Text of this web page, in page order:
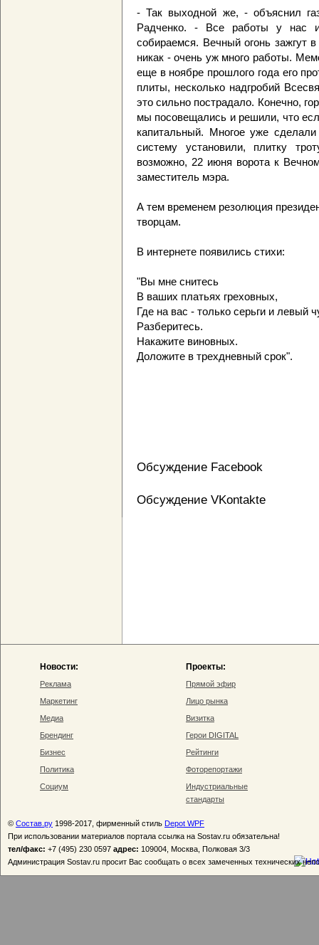
- Так выходной же, - объяснил
Радченко. - Все работы у нас
собираемся. Вечный огонь зажгут
никак - очень уж много работы.
еще в ноябре прошлого года его
плиты, несколько надгробий
это сильно пострадало. Конечно,
мы посовещались и решили, что
капитальный. Многое уже
систему установили, плитку
возможно, 22 июня ворота к
заместитель мэра.
А тем временем резолюция
творцам.
В интернете появились стихи:
"Вы мне снитесь
В ваших платьях греховных,
Где на вас - только серьги и левый
Разберитесь.
Накажите виновных.
Доложите в трехдневный срок".
Обсуждение Facebook
Обсуждение VKontakte
Новости:
Реклама
Маркетинг
Медиа
Брендинг
Бизнес
Политика
Социум
Проекты:
Прямой эфир
Лицо рынка
Визитка
Герои DIGITAL
Рейтинги
Фоторепортажи
Индустриальные
стандарты
© Состав.ру 1998-2017, фирменный стиль Depot WPF
При использовании материалов портала ссылка на Sostav.ru обязательна!
тел/факс: +7 (495) 230 0597 адрес: 109004, Москва, Полковая 3/3
Администрация Sostav.ru просит Вас сообщать о всех замеченных технических